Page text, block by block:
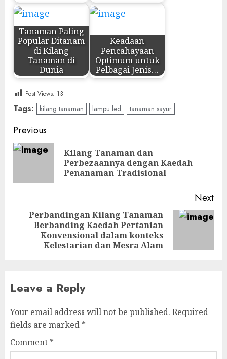
Tanaman Paling
Popular Ditanam
di Kilang
Tanaman di
Dunia
Keadaan
Pencahayaan
Optimum untuk
Pelbagai Jenis…
Post Views: 13
Tags: kilang tanaman lampu led tanaman sayur
Post
navigation
Previous
Kilang Tanaman dan
Perbezaannya dengan Kaedah
Penanaman Tradisional
Next
Perbandingan Kilang Tanaman
Berbanding Kaedah Pertanian
Konvensional dalam konteks
Kelestarian dan Mesra Alam
Leave a Reply
Your email address will not be published. Required
fields are marked *
Comment *